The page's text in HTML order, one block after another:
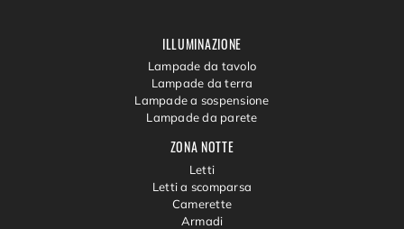
ZONA NOTTE
Letti
Letti a scomparsa
Camerette
Armadi
ILLUMINAZIONE
Lampade da tavolo
Lampade da terra
Lampade a sospensione
Lampade da parete